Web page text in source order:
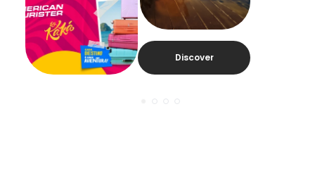
Discover